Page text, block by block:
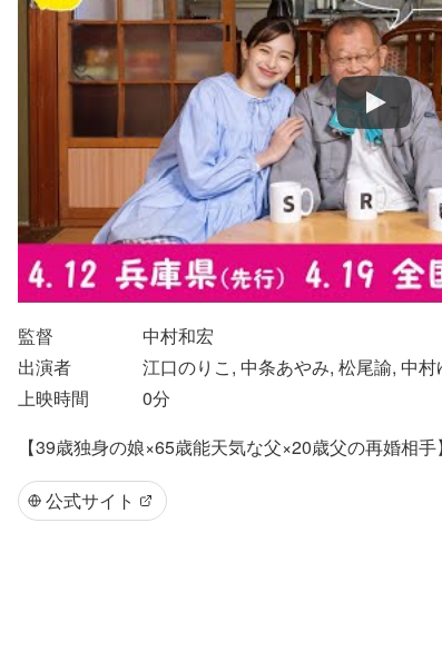
監督
中村和宏
出演者
江口のりこ, 中条あやみ, 松尾諭, 中村
上映時間
0分
【39歳独身の娘×65歳能天気な父×20歳父の再婚相
公式サイト